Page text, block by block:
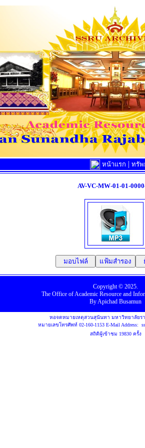
หน้าแรก | ทรัพ
AV-VC-MW-01-01-
มอบไฟล์ แฟ้มสำรอง
Copyright © 2025.
The Office ofAcademic Resource and
ByApichad Busamun
หอจดหมายเหตุสวนสุนันทา มหาวิทยาลัยร
หมายเลขโทรศัพท์ 02-160-1153 E-Mail Address:
สถิติผู้เข้าชม 19830 ครั้ง